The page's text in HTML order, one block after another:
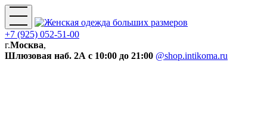
+7 (925) 052-51-00
г.Москва,
Шлюзовая наб. 2А с 10:00 до 21:00 @shop.intikoma.ru